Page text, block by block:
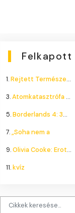
Felkapott
1.Rejtett Természeti Csoda
3.Atomkatasztrófa 1985: A
5.Borderlands 4: 300.000+
7.„Soha nem a
9.Olivia Cooke: Erotikus
11.kvíz